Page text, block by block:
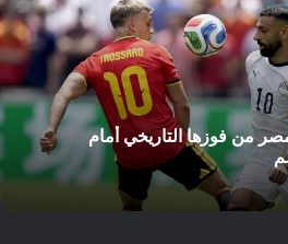
من فوزها التاريخي أمام